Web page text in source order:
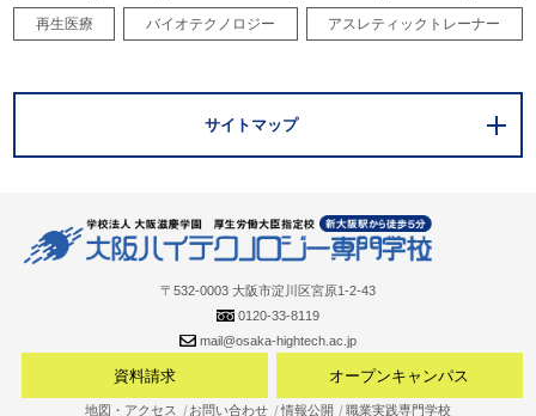
再生医療 バイオテクノロジー アスレティックトレーナー
サイトマップ
〒532-0003 大阪市淀川区宮原1-2-43
0120-33-8119
mail@osaka-hightech.ac.jp
資料請求 オープンキャンパス
地図・アクセス お問い合わせ 情報公開 職業実践専門学校